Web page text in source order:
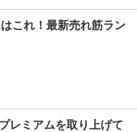
これ！最新売れ筋ラン
レミアムを取り上げて